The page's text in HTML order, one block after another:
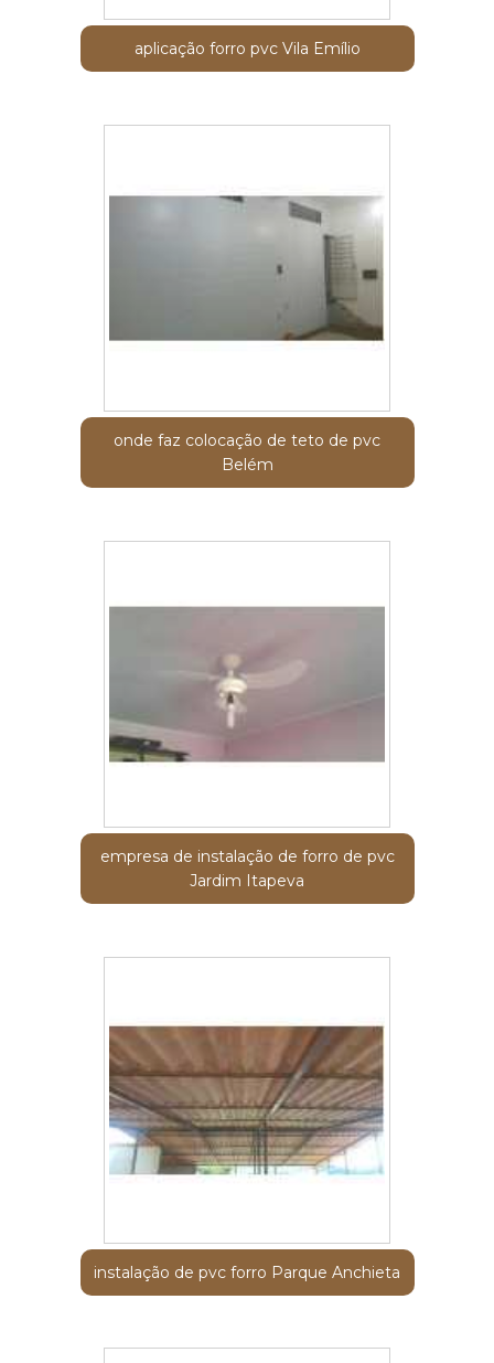
aplicação forro pvc Vila Emílio
onde faz colocação de teto de pvc
Belém
empresa de instalação de forro de pvc
Jardim Itapeva
instalação de pvc forro Parque Anchieta